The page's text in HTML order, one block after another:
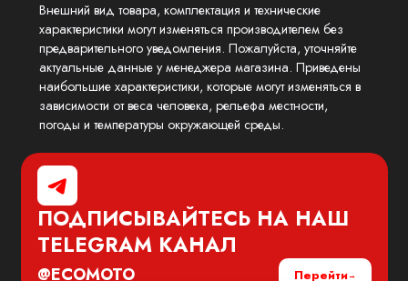
Внешний вид товара, комплектация и технические
характеристики могут изменяться производителем без
предварительного уведомления. Пожалуйста, уточняйте
актуальные данные у менеджера магазина. Приведены
наибольшие характеристики, которые могут изменяться в
зависимости от веса человека, рельефа местности,
погоды и температуры окружающей среды.
ПОДПИСЫВАЙТЕСЬ НА НАШ
TELEGRAMКАНАЛ
@ECOMOTO Перейти